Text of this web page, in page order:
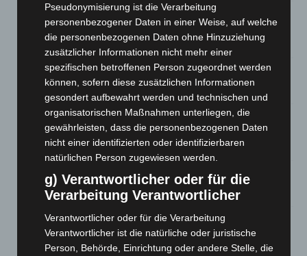
Mann läuft mit Hockeyschläger über A7 – Polizei sucht
Zeugen
5. August 2026
Celle: Mensch stirbt bei Bagger-Unfall auf Baustelle
Gasleitung bei McDonald’s-Umbau in Langenhagen
beschädigt
5. August 2026
Anklage nach Abschaltung von „Archetyp Market“ erhoben
3. August 2026
Hannover: Polizei stoppt 166 Trunkenheitsfahrten bei
Großkontrolle
2. August 2026
Pseudonymisierung ist die Verarbeitung
personenbezogener Daten in einer Weise, auf welche
die personenbezogenen Daten ohne Hinzuziehung
zusätzlicher Informationen nicht mehr einer
spezifischen betroffenen Person zugeordnet werden
können, sofern diese zusätzlichen Informationen
gesondert aufbewahrt werden und technischen und
organisatorischen Maßnahmen unterliegen, die
gewährleisten, dass die personenbezogenen Daten
nicht einer identifizierten oder identifizierbaren
natürlichen Person zugewiesen werden.
g) Verantwortlicher oder für die
Verarbeitung Verantwortlicher
Verantwortlicher oder für die Verarbeitung
Verantwortlicher ist die natürliche oder juristische
Person, Behörde, Einrichtung oder andere Stelle, die